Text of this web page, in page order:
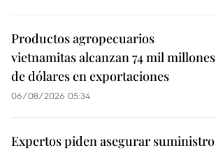
Productos agropecuarios
vietnamitas alcanzan 74 mil millones
de dólares en exportaciones
06/08/2026 05:34
Expertos piden asegurar suministro